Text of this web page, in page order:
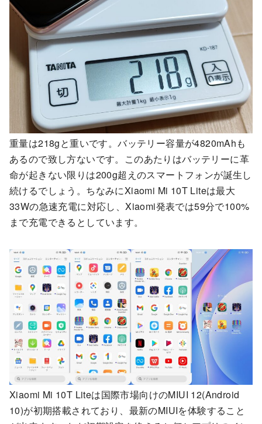
重量は218gと重いです。バッテリー容量が4820mAhも
あるので致し方ないです。このあたりはバッテリーに革
命が起きない限りは200g超えのスマートフォンが誕生し
続けるでしょう。ちなみにXiaomi Mi 10T Liteは最大
33Wの急速充電に対応し、Xiaomi発表では59分で100%
まで充電できるとしています。
Xiaomi Mi 10T Liteは国際市場向けのMIUI 12(Android
10)が初期搭載されており、最新のMIUIを体験すること